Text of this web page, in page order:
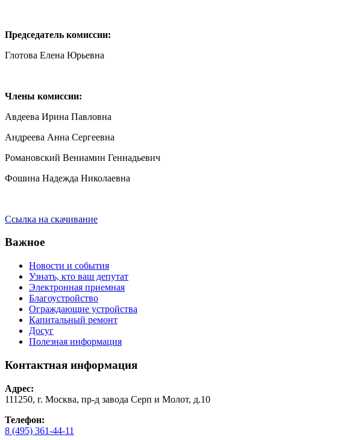
Председатель комиссии:
Глотова Елена Юрьевна
Члены комиссии:
Авдеева Ирина Павловна
Андреева Анна Сергеевна
Романовский Вениамин Геннадьевич
Фошина Надежда Николаевна
Ссылка на скачивание
Важное
Новости и события
Узнать, кто ваш депутат
Электронная приемная
Благоустройство
Ограждающие устройства
Капитальный ремонт
Досуг
Полезная информация
Контактная информация
Адрес:
111250, г. Москва, пр-д завода Серп и Молот, д.10
Телефон:
8 (495) 361-44-11